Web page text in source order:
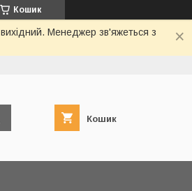
Кошик
Менеджер зв'яжеться з
Кошик